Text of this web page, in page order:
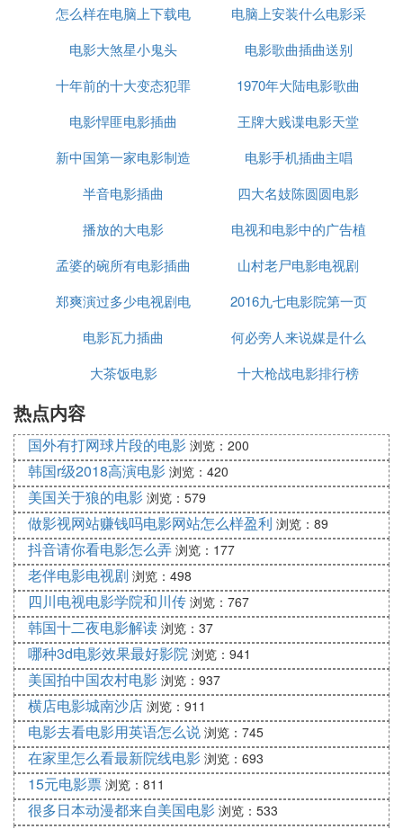
11、《不要等》
12、《我们在一起》
13、 《随风轮回》
14、《飞舞的T台》
15、《孟婆的碗》
歌手早年经历
1999-2003：西北工业大学电子工程系本科。
2004-2006：德国德累斯顿工业大学物流管理MBA硕
魏佳艺曾为多部影视剧演唱主题歌、片尾歌，如30集
剧“一起走过的日子”插曲《那些》，24集电视剧
堂》片尾曲《随风轮回》等。
以上内容参考网络-魏佳艺
电影
怎么样在电脑上下载电
影电视剧
电脑上安装什么电影采
集器
电影大煞星小鬼头
电影歌曲插曲送别
十年前的十大变态犯罪
电影
1970年大陆电影歌曲
电影悍匪电影插曲
王牌大贱谍电影天堂
新中国第一家电影制造
厂
电影手机插曲主唱
半音电影插曲
四大名妓陈圆圆电影
播放的大电影
电视和电影中的广告植
入
孟婆的碗所有电影插曲
山村老尸电影电视剧
郑爽演过多少电视剧电
影歌曲
2016九七电影院第一页
电影瓦力插曲
何必旁人来说媒是什么
电影的插曲
大茶饭电影 十大枪战电影排行榜
热点内容
国外有打网球片段的电影 浏览：200
韩国r级2018高演电影 浏览：420
美国关于狼的电影 浏览：579
做影视网站赚钱吗电影网站怎么样盈利 浏览：89
抖音请你看电影怎么弄 浏览：177
老伴电影电视剧 浏览：498
四川电视电影学院和川传 浏览：767
韩国十二夜电影解读 浏览：37
哪种3d电影效果最好影院 浏览：941
美国拍中国农村电影 浏览：937
横店电影城南沙店 浏览：911
电影去看电影用英语怎么说 浏览：745
在家里怎么看最新院线电影 浏览：693
15元电影票 浏览：811
很多日本动漫都来自美国电影 浏览：533